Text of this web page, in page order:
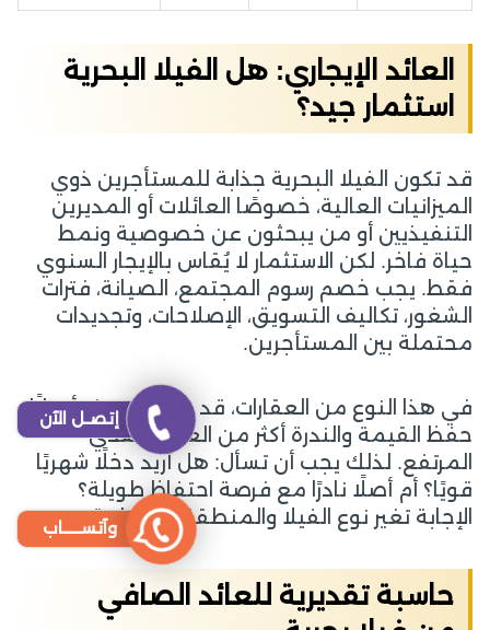
العائد الإيجاري: هل الفيلا البحرية
استثمار جيد؟
قد تكون الفيلا البحرية جذابة للمستأجرين ذوي
الميزانيات العالية، خصوصًا العائلات أو المديرين
التنفيذيين أو من يبحثون عن خصوصية ونمط
حياة فاخر. لكن الاستثمار لا يُقاس بالإيجار السنوي
فقط. يجب خصم رسوم المجتمع، الصيانة، فترات
الشغور، تكاليف التسويق، الإصلاحات، وتجديدات
محتملة بين المستأجرين.
في هذا النوع من العقارات، قد يكون الهدف أحيانًا
حفظ القيمة والندرة أكثر من العائد النقدي
المرتفع. لذلك يجب أن تسأل: هل أريد دخلًا شهريًا
قويًا؟ أم أصلًا نادرًا مع فرصة احتفاظ طويلة؟
الإجابة تغير نوع الفيلا والمنطقة والميزانية.
حاسبة تقديرية للعائد الصافي
إتصـل الآن
وآتســــاب